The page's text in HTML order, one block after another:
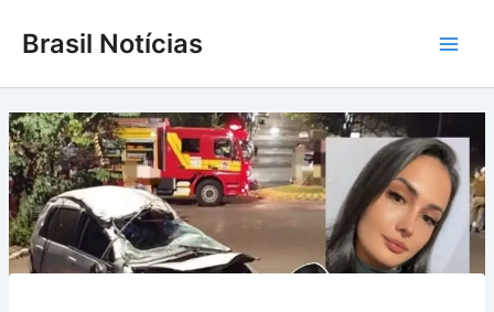
para
conteúdo
Brasil Notícias